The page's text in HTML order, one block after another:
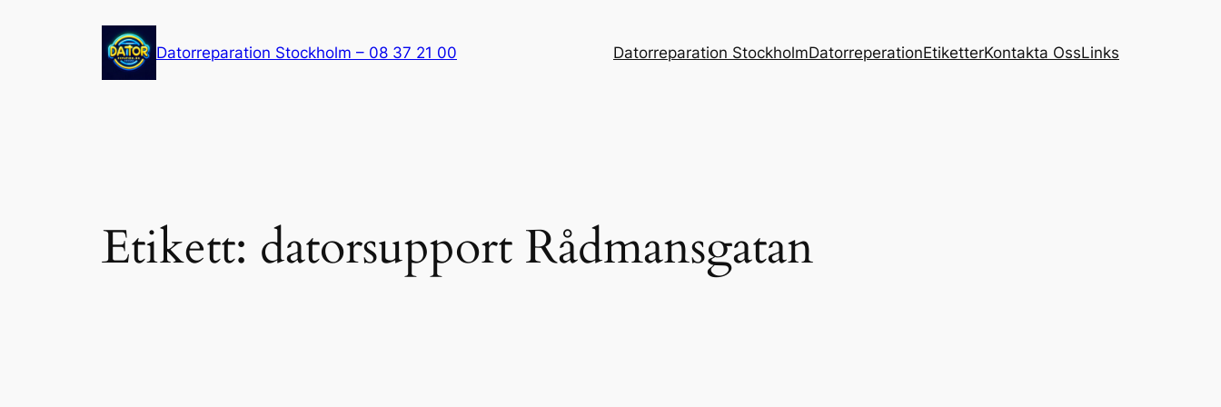
Datorreparation Stockholm – 08 37 21 00 Datorreparation StockholmDatorreperationEtiketterKontakta OssLinks
Etikett: datorsupport Rådmansgatan